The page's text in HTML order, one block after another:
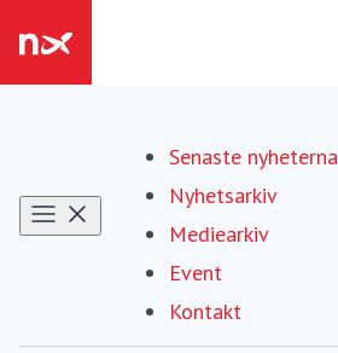
Senaste nyheterna
Nyhetsarkiv
Mediearkiv
Event
Kontakt